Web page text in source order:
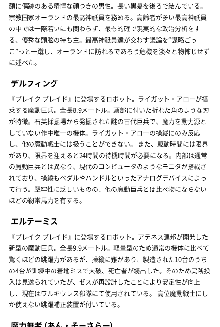
額に傷跡のある精悍な顔つきの男性。長い黒髪を後ろで結んでいる。
宗教国家オーランドの最高神祇員を務める。高齢者が多い最高神祇員
の中では一際若いにも関わらず、最も的確で現実的な政治分析をす
る、優秀な頭脳の持ち主。最高神祇員達が交わす議論を“謀略ごっ
こ”っと一蹴し、オーランドに訪れるであろう危機を淡々と物怖じせず
に述べた。
デルフィング
『ブレイク ブレイド』に登場するロボット。ライガット・アローが搭
乗する魔動巨兵。全長8.9メートル。頭部に付いた折れた角のような刃
が特徴。石英採掘場から発掘された謎の古代巨兵で、魔力を動力源と
していない作中唯一の機体。ライガット・アローの操縦にのみ反応
し、他の魔動戦士には扱うことができない。 また、駆動時間には限界
があり、限界を迎えると24時間の待機時間が必要になる。内部は通常
の魔動巨兵とは異なり、現代のコンピュータのようなモニタが搭載さ
れており、操縦もペダルやハンドルといったアナログデバイスによっ
て行う。堅牢性に乏しいものの、他の魔動巨兵とは比べ物にならない
ほどの靭帯馬力を有する。
エルテーミス
『ブレイク ブレイド』に登場するロボット。アテネス連邦が開発した
新型の魔動巨兵。全長9.9メートル。軽量型のため通常の機体に比べて
驚くほどの跳躍力があるが、操縦に難があり、製造された10台のうち
の4台が訓練中の着地ミスで大破、死亡者が続出した。そのため実践投
入は見送られていたが、ゼスが再設計したことにより安定性が向上
し、現在はワルキウレス部隊にて使用されている。 高位魔動戦士にし
か使えない跳躍補正装置が付いている。